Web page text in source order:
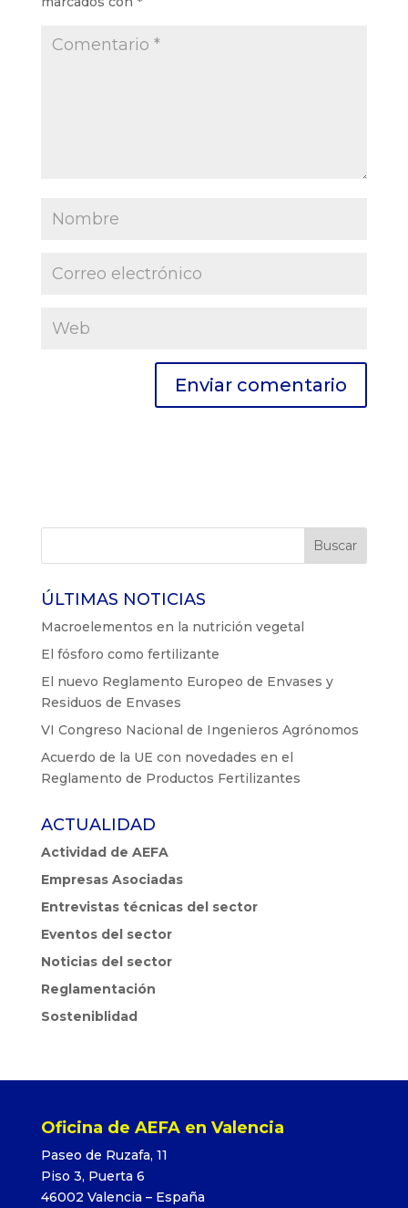
ÚLTIMAS NOTICIAS
Macroelementos en la nutrición vegetal
El fósforo como fertilizante
El nuevo Reglamento Europeo de Envases y
Residuos de Envases
VI Congreso Nacional de Ingenieros Agrónomos
Acuerdo de la UE con novedades en el
Reglamento de Productos Fertilizantes
ACTUALIDAD
Actividad de AEFA
Empresas Asociadas
Entrevistas técnicas del sector
Eventos del sector
Noticias del sector
Reglamentación
Sosteniblidad
Oficina de AEFA en Valencia
Paseo de Ruzafa, 11
Piso 3, Puerta 6
46002 Valencia – España